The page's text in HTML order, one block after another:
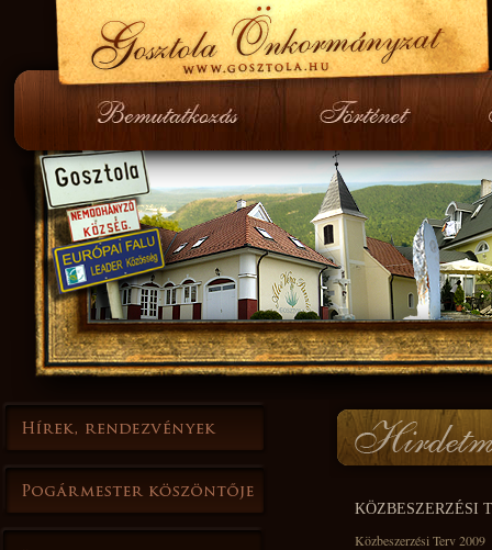
KÖZBESZERZÉSI
Közbeszerzési Terv 2009